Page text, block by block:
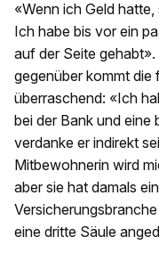
«Wenn ich Geld
Ich habe bis vor ein
auf der Seite
gegenüber kommt
überraschend: «Ich
bei der Bank und eine
verdanke er indirekt
Mitbewohnerin wird
aber sie hat damals
eine dritte Säule